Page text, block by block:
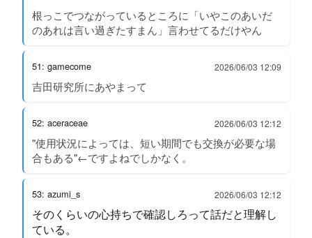
根っこでつながっているところに「いやこのあいだ
のあれは言い過ぎたすまん」言わせてるだけやん
51: gamecome 2026/06/03 12:09
吉田研究所にあやまって
52: aceraceae 2026/06/03 12:12
"使用状況によっては、短い期間でも交換が必要な場
合もある"←ですよねでしかなく。
53: azumi_s 2026/06/03 12:12
そのくらいの心持ちで確認しろって話だと理解し
ている。